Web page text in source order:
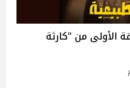
الأولى من "كارثة